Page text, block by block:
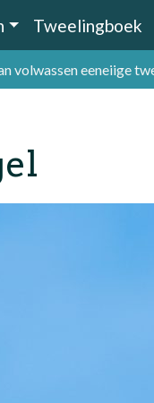
Tweelingboek
volwassen eeneiige